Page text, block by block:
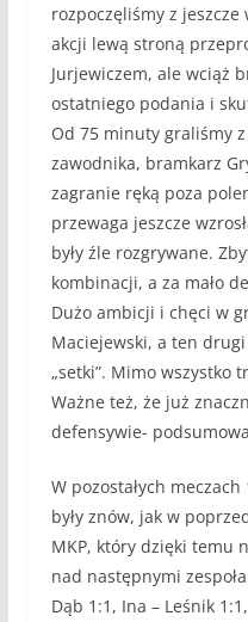
rozpoczęliśmy z
akcji lewą stroną
Jurjewiczem, ale wciąż
ostatniego podania i
Od 75 minuty graliśmy
zawodnika, bramkarz
zagranie ręką poza
przewaga jeszcze
były źle rozgrywane.
kombinacji, a za mało
Dużo ambicji i chęci w
Maciejewski, a ten
„setki”. Mimo wszystko
Ważne też, że już
defensywie-
W pozostałych
były znów, jak w
MKP, który dzięki temu
nad następnymi
Dąb 1:1, Ina – Leśnik